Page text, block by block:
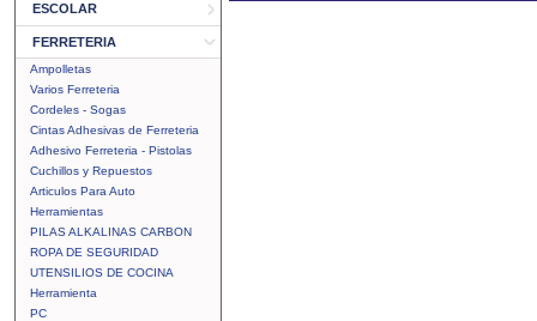
ESCOLAR
FERRETERIA
Ampolletas
Varios Ferreteria
Cordeles - Sogas
Cintas Adhesivas de Ferreteria
Adhesivo Ferreteria - Pistolas
Cuchillos y Repuestos
Articulos Para Auto
Herramientas
PILAS ALKALINAS CARBON
ROPA DE SEGURIDAD
UTENSILIOS DE COCINA
Herramienta
PC